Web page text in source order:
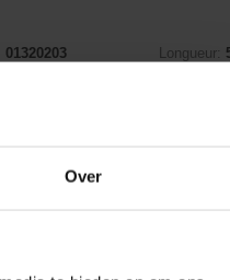
Over
01320203
0000
Longueur:
Taille